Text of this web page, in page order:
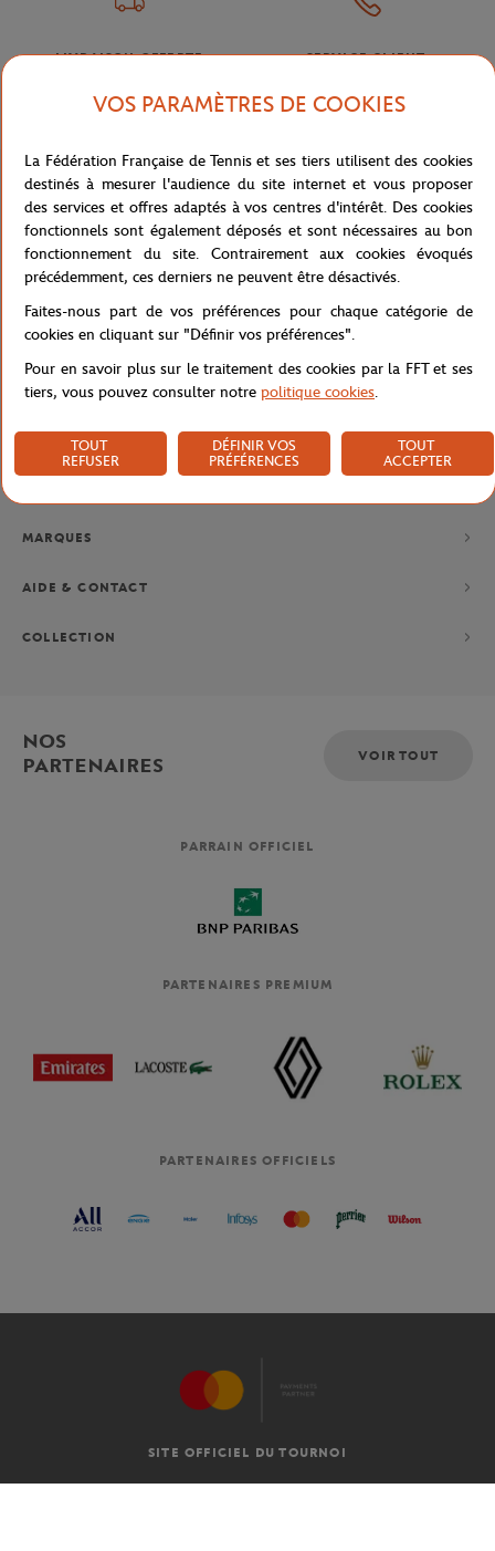
LIVRAISON OFFERTE
SERVICE CLIENT
NEWSLETTER
EN VOUS ABONNANT À NOS NEWSLETTERS, NE LOUPEZ PLUS
NOS NOUVEAUTÉS, OFFRES SPÉCIALES ET EXCLUSIVITÉS.
Politique de confidentialité
MARQUES
AIDE & CONTACT
COLLECTION
NOS
PARTENAIRES
VOIR TOUT
PARRAIN OFFICIEL
PARTENAIRES PREMIUM
PARTENAIRES OFFICIELS
SITE OFFICIEL DU TOURNOI
VOS PARAMÈTRES DE COOKIES
La Fédération Française de Tennis et ses tiers utilisent des cookies
destinés à mesurer l'audience du site internet et vous proposer
des services et offres adaptés à vos centres d'intérêt. Des cookies
fonctionnels sont également déposés et sont nécessaires au bon
fonctionnement du site. Contrairement aux cookies évoqués
précédemment, ces derniers ne peuvent être désactivés.
Faites-nous part de vos préférences pour chaque catégorie de
cookies en cliquant sur "Définir vos préférences".
Pour en savoir plus sur le traitement des cookies par la FFT et ses
tiers, vous pouvez consulter notre politique cookies.
TOUT
REFUSER
DÉFINIR VOS
PRÉFÉRENCES
TOUT
ACCEPTER